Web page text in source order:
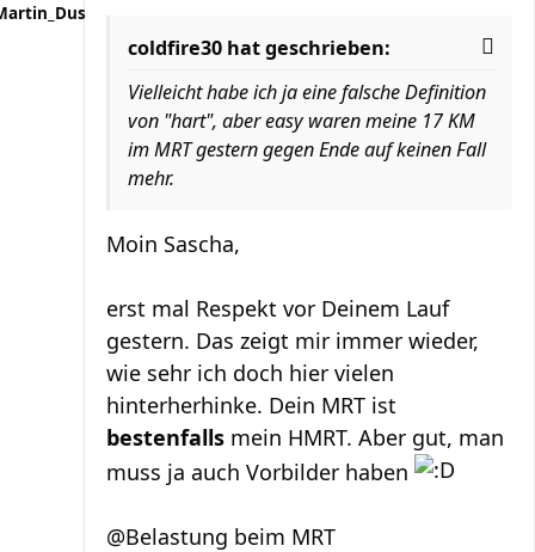
coldfire30 hat geschrieben:
Vielleicht habe ich ja eine falsche Definition
von "hart", aber easy waren meine 17 KM
im MRT gestern gegen Ende auf keinen Fall
mehr.
Moin Sascha,
erst mal Respekt vor Deinem Lauf
gestern. Das zeigt mir immer wieder,
wie sehr ich doch hier vielen
hinterherhinke. Dein MRT ist
bestenfalls mein HMRT. Aber gut, man
muss ja auch Vorbilder haben
@Belastung beim MRT